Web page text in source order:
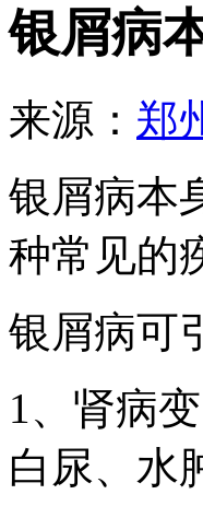
银屑病
来源： 郑
银屑病本
种常见的
银屑病可
1、肾病
白尿、水